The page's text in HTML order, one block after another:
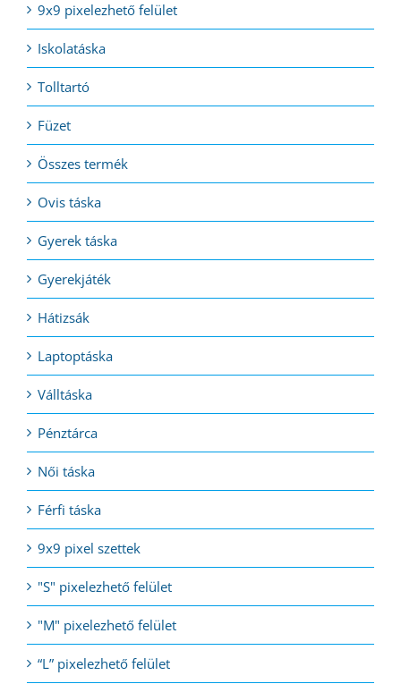
9x9 pixelezhető felület
Iskolatáska
Tolltartó
Füzet
Összes termék
Ovis táska
Gyerek táska
Gyerekjáték
Hátizsák
Laptoptáska
Válltáska
Pénztárca
Női táska
Férfi táska
9x9 pixel szettek
"S" pixelezhető felület
"M" pixelezhető felület
“L” pixelezhető felület